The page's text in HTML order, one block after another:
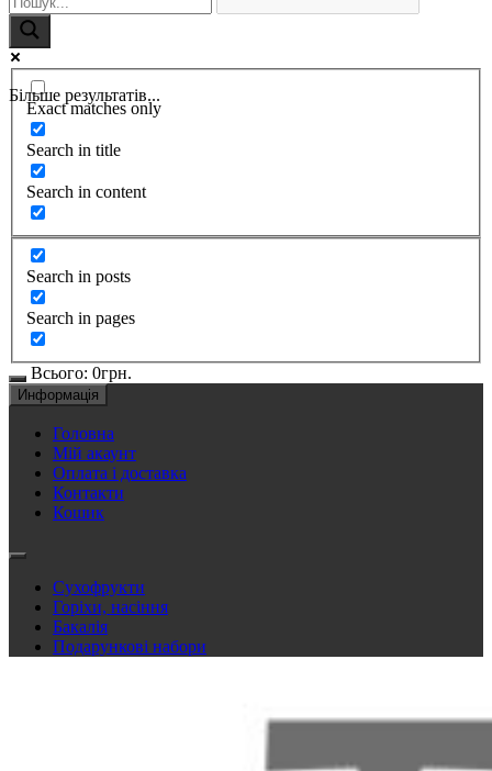
Більше результатів...
Exact matches only
Search in title
Search in content
Search in posts
Search in pages
Всього: 0грн.
Информація
Головна
Мій акаунт
Оплата і доставка
Контакти
Кошик
Сухофрукти
Горіхи, насіння
Бакалія
Подарункові набори